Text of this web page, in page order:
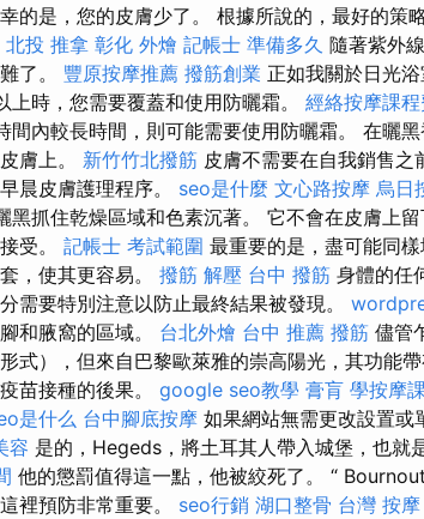
的是，您的皮膚少了。 根據所說的，最好的策
北投 推拿 彰化 外燴 記帳士 準備多久 隨著紫外
了。 豐原按摩推薦 撥筋創業 正如我關於日光
時，您需要覆蓋和使用防曬霜。 經絡按摩課
間內較長時間，則可能需要使用防曬霜。 在曬
膚上。 新竹竹北撥筋 皮膚不需要在自我銷售之
晨皮膚護理程序。 seo是什麼 文心路按摩 烏日
黑抓住乾燥區域和色素沉著。 它不會在皮膚上
受。 記帳士 考試範圍 最重要的是，盡可能同樣
，使其更容易。 撥筋 解壓 台中 撥筋 身體的任
需要特別注意以防止最終結果被發現。
和腋窩的區域。 台北外燴 台中 推薦 撥筋 儘管
式），但來自巴黎歐萊雅的崇高陽光，其功能
苗接種的後果。 google seo教學 膏肓 學按摩
是什么 台中腳底按摩 如果網站無需更改設置或
容 是的，Hegeds，將土耳其人帶入城堡，也就
他的懲罰值得這一點，他被絞死了。 “
裡預防非常重要。 seo行銷 湖口整骨 台灣 按摩